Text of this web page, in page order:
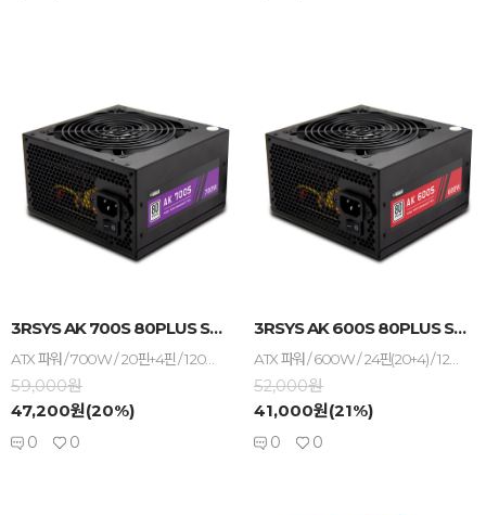
3RSYS AK 700S 80PLUS STANDAR...
ATX 파워 / 700W / 20핀+4핀 / 120mm 팬 / 1개(팬) / 깊이: 150mm / +12V 싱글레일 / 52.5A / 4핀 IDE x3 / SATA x6 / 6+2핀 PCI-E x4 / 보조8핀 커넥터 / 보조4핀 커넥터 / 플랫케이블 / 80 PLUS 스탠다드 / 무상 5년
59,000원
47,200원(20%)
0
0
3RSYS AK 600S 80PLUS STANDAR...
ATX 파워 / 600W / 24핀(20+4) / 120mm 팬 / 1개(팬) / 깊이: 140mm / +12V 싱글레일 / 45A / IDE 4핀: 3개 / SATA: 6개 / PCIe 8핀(6+2): 2개 / 보조8핀 커넥터 / 보조4핀 커넥터 / 대기전력 1W 미만 / 플랫케이블 / 80 PLUS 스탠다드 / 무상 5년
52,000원
41,000원(21%)
0
0